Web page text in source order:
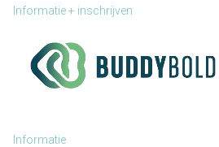
Informatie + inschrijven
Informatie